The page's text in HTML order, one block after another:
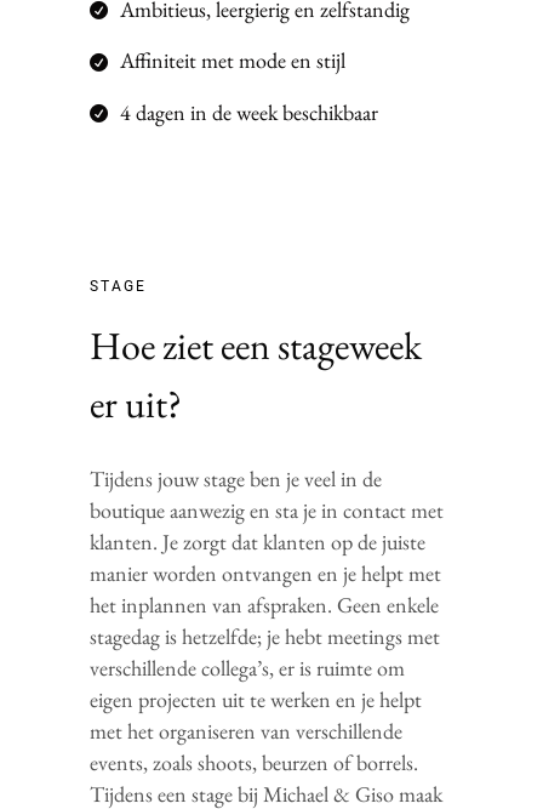
Ambitieus, leergierig en zelfstandig
Affiniteit met mode en stijl
4 dagen in de week beschikbaar
STAGE
Hoe ziet een stageweek
er uit?
Tijdens jouw stage ben je veel in de
boutique aanwezig en sta je in contact met
klanten. Je zorgt dat klanten op de juiste
manier worden ontvangen en je helpt met
het inplannen van afspraken. Geen enkele
stagedag is hetzelfde; je hebt meetings met
verschillende collega’s, er is ruimte om
eigen projecten uit te werken en je helpt
met het organiseren van verschillende
events, zoals shoots, beurzen of borrels.
Tijdens een stage bij Michael & Giso maak